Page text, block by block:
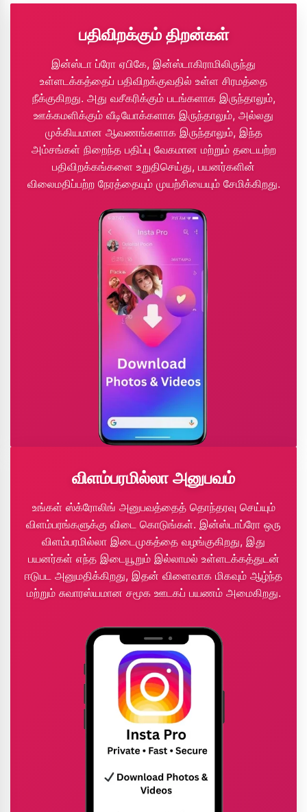
பதிவிறக்கும் திறன்கள்
இன்ஸ்டா ப்ரோ ஏபிகே, இன்ஸ்டாகிராமிலிருந்து
உள்ளடக்கத்தைப் பதிவிறக்குவதில் உள்ள சிரமத்தை
நீக்குகிறது. அது வசீகரிக்கும் படங்களாக இருந்தாலும்,
ஊக்கமளிக்கும் வீடியோக்களாக இருந்தாலும், அல்லது
முக்கியமான ஆவணங்களாக இருந்தாலும், இந்த
அம்சங்கள் நிறைந்த பதிப்பு வேகமான மற்றும் தடையற்ற
பதிவிறக்கங்களை உறுதிசெய்து, பயனர்களின்
விலைமதிப்பற்ற நேரத்தையும் முயற்சியையும் சேமிக்கிறது.
விளம்பரமில்லா அனுபவம்
உங்கள் ஸ்க்ரோலிங் அனுபவத்தைத் தொந்தரவு செய்யும்
விளம்பரங்களுக்கு விடை கொடுங்கள். இன்ஸ்டாப்ரோ ஒரு
விளம்பரமில்லா இடைமுகத்தை வழங்குகிறது, இது
பயனர்கள் எந்த இடையூறும் இல்லாமல் உள்ளடக்கத்துடன்
ஈடுபட அனுமதிக்கிறது, இதன் விளைவாக மிகவும் ஆழ்ந்த
மற்றும் சுவாரஸ்யமான சமூக ஊடகப் பயணம் அமைகிறது.